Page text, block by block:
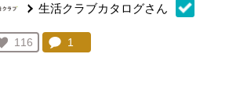
生活クラブカタログさん
お気に入り登録：
116
人が登録
コメント：
1